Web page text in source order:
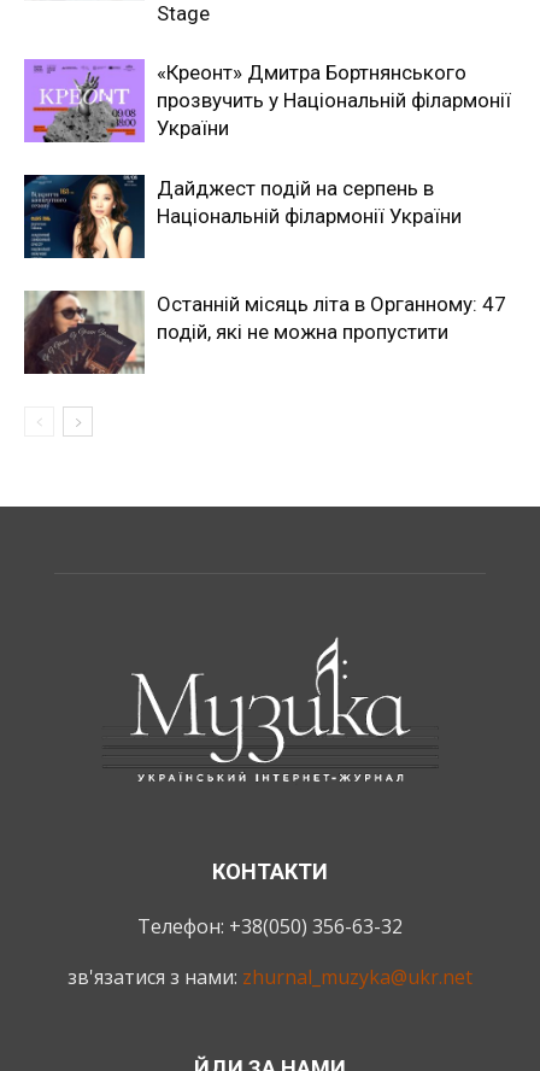
Stage
«Креонт» Дмитра Бортнянського
прозвучить у Національній філармонії
України
Дайджест подій на серпень в
Національній філармонії України
Останній місяць літа в Органному: 47
подій, які не можна пропустити
КОНТАКТИ
Телефон: +38(050) 356-63-32
зв'язатися з нами: zhurnal_muzyka@ukr.net